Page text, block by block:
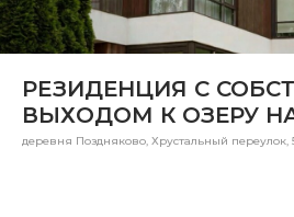
Район
Район
Метро
Метро
РЕЗИДЕНЦИЯ С
ВЫХОДОМ К ОЗЕРУ
деревня Поздняково, Хрустальный переулок,